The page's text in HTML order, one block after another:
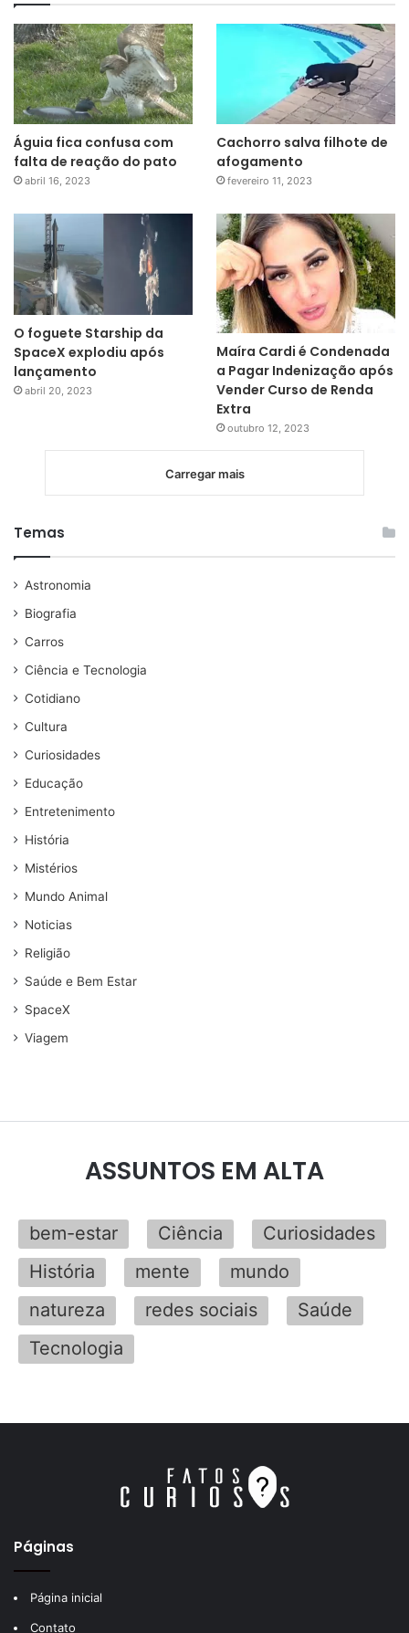
Águia fica confusa com
falta de reação do pato
abril 16, 2023
Cachorro salva filhote de
afogamento
fevereiro 11, 2023
O foguete Starship da
SpaceX explodiu após
lançamento
abril 20, 2023
Maíra Cardi é Condenada
a Pagar Indenização após
Vender Curso de Renda
Extra
outubro 12, 2023
Carregar mais
Temas
Astronomia
Biografia
Carros
Ciência e Tecnologia
Cotidiano
Cultura
Curiosidades
Educação
Entretenimento
História
Mistérios
Mundo Animal
Noticias
Religião
Saúde e Bem Estar
SpaceX
Viagem
ASSUNTOS EM ALTA
bem-estar Ciência
Curiosidades
História
mente
mundo
natureza
redes sociais
Saúde
Tecnologia
Páginas
Página inicial
Contato